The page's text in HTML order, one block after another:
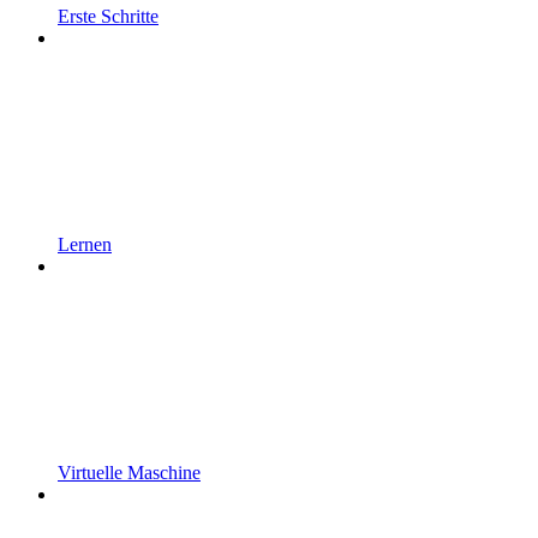
Erste Schritte
Lernen
Virtuelle Maschine